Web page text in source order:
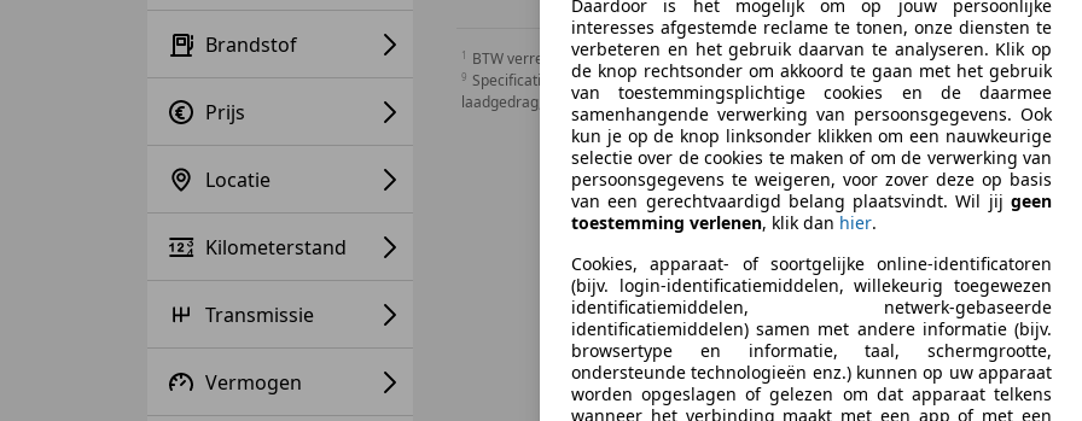
Brandstof
Prijs
Locatie
Kilometerstand
Transmissie
Vermogen
BTW verrekenbaar
Specificatie van de fabrikant voor nieuwe voertuigen. Afhankelijk van de kilometerstand,
laadgedrag, kan de radius van occasies aanzienlijk variëren.
Daardoor is het mogelijk om op jouw persoonlijke
interesses afgestemde reclame te tonen, onze diensten te
verbeteren en het gebruik daarvan te analyseren. Klik op
de knop rechtsonder om akkoord te gaan met het gebruik
van toestemmingsplichtige cookies en de daarmee
samenhangende verwerking van persoonsgegevens. Ook
kun je op de knop linksonder klikken om een nauwkeurige
selectie over de cookies te maken of om de verwerking van
persoonsgegevens te weigeren, voor zover deze op basis
van een gerechtvaardigd belang plaatsvindt. Wil jij geen
toestemming verlenen, klik dan hier.
Cookies, apparaat- of soortgelijke online-identificatoren
(bijv. login-identificatiemiddelen, willekeurig toegewezen
identificatiemiddelen, netwerk-gebaseerde
identificatiemiddelen) samen met andere informatie (bijv.
browsertype en informatie, taal, schermgrootte,
ondersteunde technologieën enz.) kunnen op uw apparaat
worden opgeslagen of gelezen om dat apparaat telkens
wanneer het verbinding maakt met een app of met een